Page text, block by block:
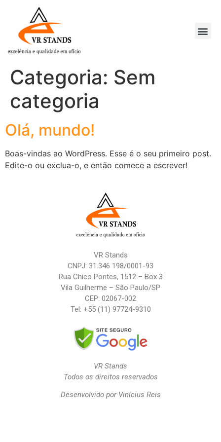
Categoria: Sem
categoria
Olá, mundo!
Boas-vindas ao WordPress. Esse é o seu primeiro post.
Edite-o ou exclua-o, e então comece a escrever!
VR Stands
CNPJ: 31.346 198/0001-93
Rua Chico Pontes, 1512 – Box 3
Vila Guilherme – São Paulo/SP
CEP: 02067-002
Tel: +55 (11) 97724-9310
VR Stands
Todos os direitos reservados
Desenvolvido por Vinícius Reis